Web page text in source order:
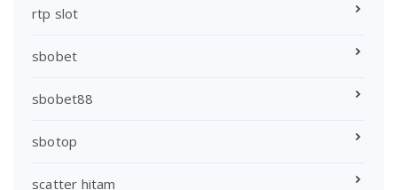
rtp slot
sbobet
sbobet88
sbotop
scatter hitam